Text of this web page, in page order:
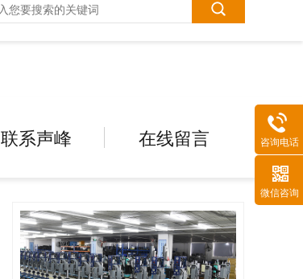
联系声峰 在线留言 咨询电话
微信咨询